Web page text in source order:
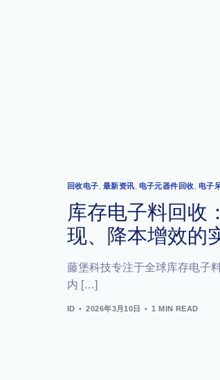
回收电子 最新资讯 电子元器件回收 电子
库存电子料回收
现、降本增效的
藤堡科技专注于全球库存电子
内 […]
ID 2026年3月10日
1 MIN READ